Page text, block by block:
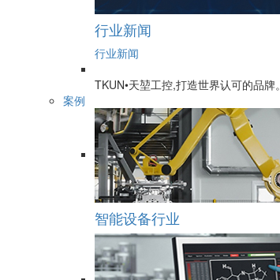
行业新闻
行业新闻
TKUN•天堃工控,打造世界认可的品牌。
案例
智能设备行业